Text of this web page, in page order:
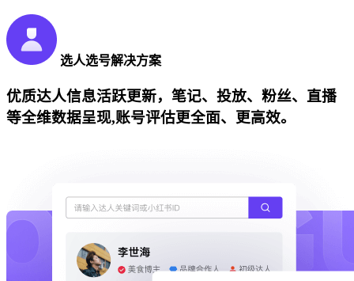
选人选号解决方案
优质达人信息活跃更新，笔记、投放、粉丝、直播
等全维数据呈现,账号评估更全面、更高效。